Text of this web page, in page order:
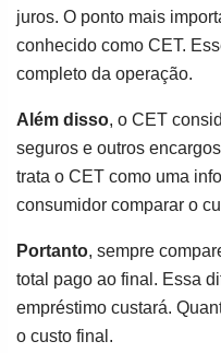
juros. O ponto mais
conhecido como CET.
completo da operação.
Além disso, o CET
seguros e outros
trata o CET como uma
consumidor comparar o
Portanto, sempre
total pago ao final. Essa
empréstimo custará.
o custo final.